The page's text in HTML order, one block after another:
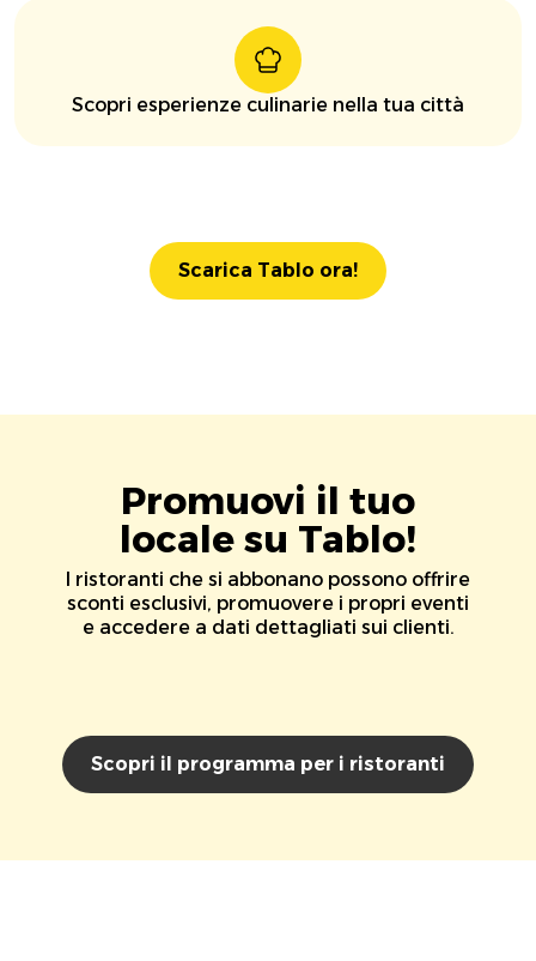
Scopri esperienze culinarie nella tua città
Scarica Tablo ora!
Promuovi il tuo
locale su Tablo!
I ristoranti che si abbonano possono offrire
sconti esclusivi, promuovere i propri eventi
e accedere a dati dettagliati sui clienti.
Scopri il programma per i ristoranti